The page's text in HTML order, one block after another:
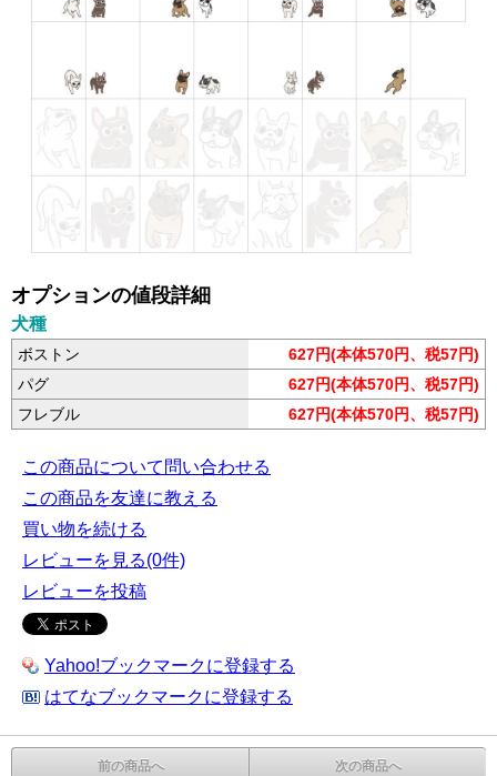
オプションの値段詳細
犬種
ボストン
627円(本体570円、税57円)
パグ
627円(本体570円、税57円)
フレブル
627円(本体570円、税57円)
この商品について問い合わせる
この商品を友達に教える
買い物を続ける
レビューを見る(0件)
レビューを投稿
Yahoo!ブックマークに登録する
はてなブックマークに登録する
前の商品へ 次の商品へ